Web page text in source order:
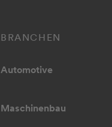
BRANCHEN
Automotive
Maschinenbau